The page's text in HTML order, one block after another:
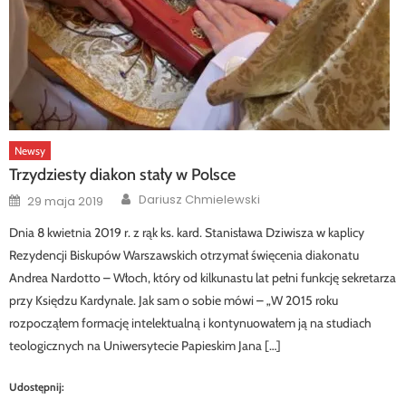
Newsy
Trzydziesty diakon stały w Polsce
Posted
on
29 maja 2019 Author
Dariusz Chmielewski
Dnia 8 kwietnia 2019 r. z rąk ks. kard. Stanisława Dziwisza w kaplicy
Rezydencji Biskupów Warszawskich otrzymał święcenia diakonatu
Andrea Nardotto – Włoch, który od kilkunastu lat pełni funkcję sekretarza
przy Księdzu Kardynale. Jak sam o sobie mówi – „W 2015 roku
rozpocząłem formację intelektualną i kontynuowałem ją na studiach
teologicznych na Uniwersytecie Papieskim Jana […]
Udostępnij: